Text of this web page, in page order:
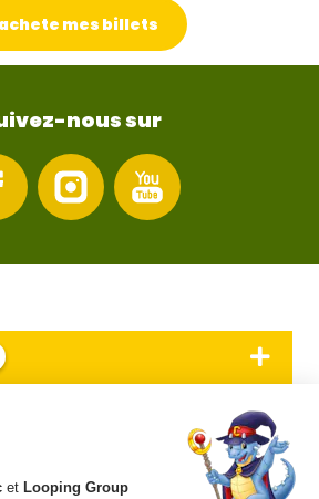
mes billets
nous sur
pratiques